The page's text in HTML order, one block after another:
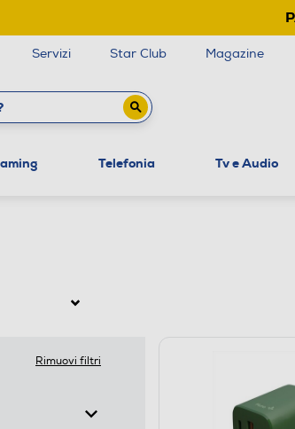
Servizi Star Club Magazine
Telefonia Tv e Audio
Rimuovi filtri